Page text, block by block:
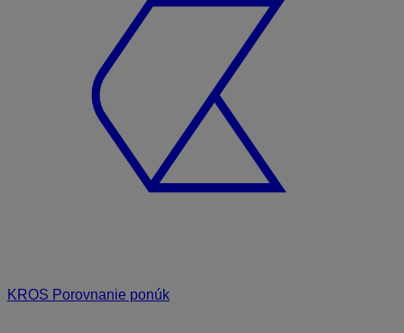
KROS Porovnanie ponúk